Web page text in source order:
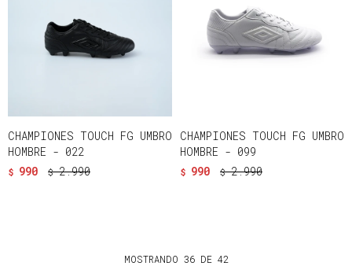
CHAMPIONES TOUCH FG UMBRO
HOMBRE - 022
$ 990 $ 2.990
CHAMPIONES TOUCH FG UMBRO
HOMBRE - 099
$ 990 $ 2.990
MOSTRANDO 36DE 42